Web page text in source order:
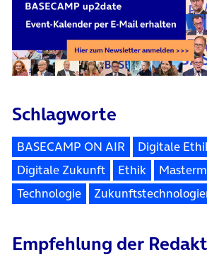
Schlagworte
BASECAMP ON AIR
Digitale
Digitale Zukunft
Ethik
Technologie
Empfehlung der